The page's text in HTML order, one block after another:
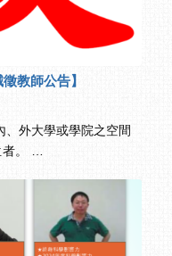
教師公告】
、外大學或學院之空間
。 …